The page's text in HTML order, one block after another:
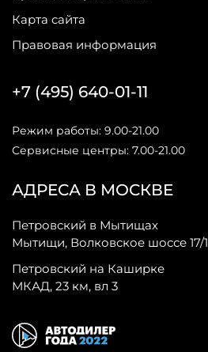
Карта сайта
Правовая информация
АДРЕСА В МОСКВЕ
Петровский в Мытищах
Мытищи, Волковское шоссе 17/1
Петровский на Каширке
МКАД, 23 км, вл 3
+7 (495) 640-01-11
Режим работы: 9.00-21.00
Сервисные центры: 7.00-21.00